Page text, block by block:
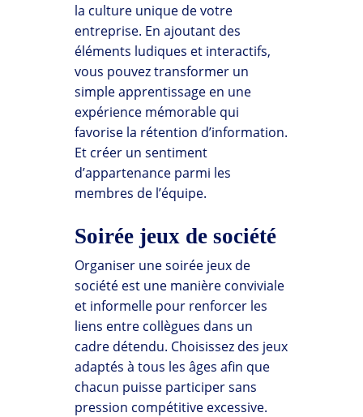
la culture unique de votre
entreprise. En ajoutant des
éléments ludiques et interactifs,
vous pouvez transformer un
simple apprentissage en une
expérience mémorable qui
favorise la rétention d’information.
Et créer un sentiment
d’appartenance parmi les
membres de l’équipe.
Soirée jeux de société
Organiser une soirée jeux de
société est une manière conviviale
et informelle pour renforcer les
liens entre collègues dans un
cadre détendu. Choisissez des jeux
adaptés à tous les âges afin que
chacun puisse participer sans
pression compétitive excessive.